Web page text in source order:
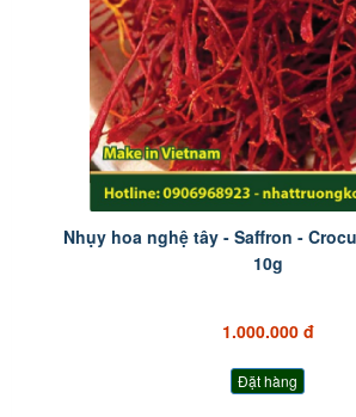
Nhụy hoa nghệ tây - Saffron -
10g
1.000.000 đ
Đặt hàng